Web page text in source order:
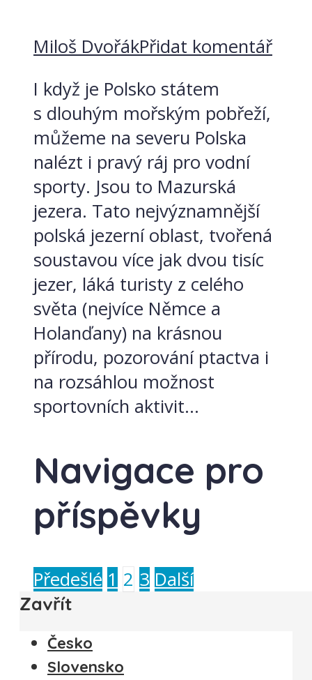
Miloš DvořákPřidat komentář
I když je Polsko státem
s dlouhým mořským pobřeží,
můžeme na severu Polska
nalézt i pravý ráj pro vodní
sporty. Jsou to Mazurská
jezera. Tato nejvýznamnější
polská jezerní oblast, tvořená
soustavou více jak dvou tisíc
jezer, láká turisty z celého
světa (nejvíce Němce a
Holanďany) na krásnou
přírodu, pozorování ptactva i
na rozsáhlou možnost
sportovních aktivit...
Navigace pro
příspěvky
Předešlé 1 2 3 Další
Zavřít
Česko
Slovensko